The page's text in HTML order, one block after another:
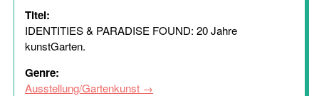
Titel:
IDENTITIES & PARADISE FOUND: 20 Jahre
kunstGarten.
Genre:
Ausstellung/Gartenkunst